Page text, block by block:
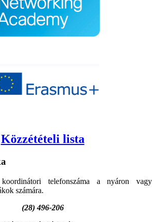
Közzétételi lista
telefonszáma a nyáron vagy
számára.
(28) 496-206